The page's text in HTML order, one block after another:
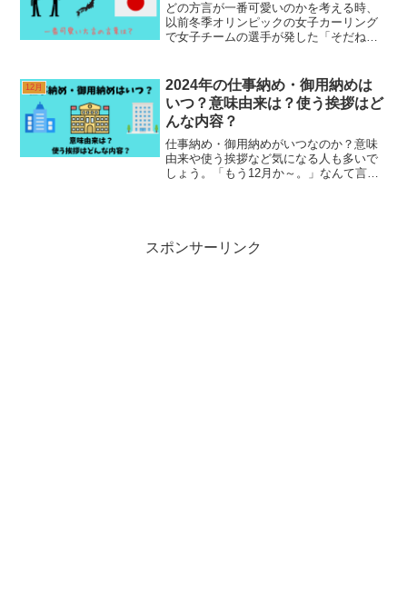
どの方言が一番可愛いのかを考える時、
以前冬季オリンピックの女子カーリング
で女子チームの選手が発した「そだね
んとも言えません。方言やなまりって本
当にいいものですね。そんな...
12月
2024年の仕事納め・御用納めは
いつ？意味由来は？使う挨拶はど
んな内容？
仕事納め・御用納めがいつなのか？意味
由来や使う挨拶など気になる人も多いで
しょう。「もう12月か～。」なんて言っ
スポンサーリンク